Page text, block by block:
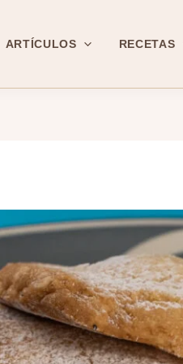
ARTÍCULOS RECETAS